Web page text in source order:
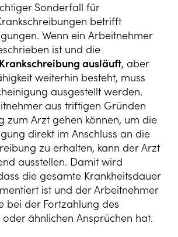
Sonderfall für
betrifft
Wenn ein Arbeitnehmer
ist und die
ausläuft, aber
weiterhin besteht, muss
ausgestellt werden.
aus triftigen Gründen
zum Arzt gehen können, um die
direkt im Anschluss an die
zu erhalten, kann der Arzt
ausstellen. Damit wird
die gesamte Krankheitsdauer
ist und der Arbeitnehmer
bei der Fortzahlung des
oder ähnlichen Ansprüchen hat.